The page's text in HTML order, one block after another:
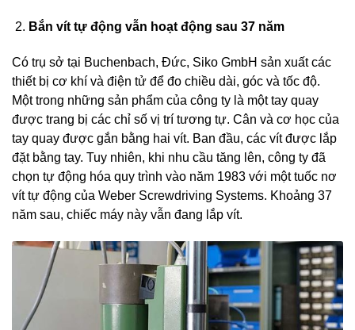
Bắn vít tự động vẫn hoạt động sau 37 năm
Có trụ sở tại Buchenbach, Đức, Siko GmbH sản xuất các
thiết bị cơ khí và điện tử để đo chiều dài, góc và tốc độ.
Một trong những sản phẩm của công ty là một tay quay
được trang bị các chỉ số vị trí tương tự. Cân và cơ học của
tay quay được gắn bằng hai vít. Ban đầu, các vít được lắp
đặt bằng tay. Tuy nhiên, khi nhu cầu tăng lên, công ty đã
chọn tự động hóa quy trình vào năm 1983 với một tuốc nơ
vít tự động của Weber Screwdriving Systems. Khoảng 37
năm sau, chiếc máy này vẫn đang lắp vít.